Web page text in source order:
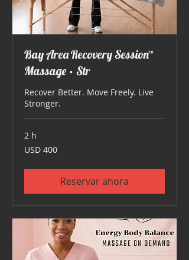
Bay Area Recovery Session™
Massage • Str
Recover Better. Move Freely. Live
Stronger.
2 h
400
dólares
USD 400
Reservar ahora